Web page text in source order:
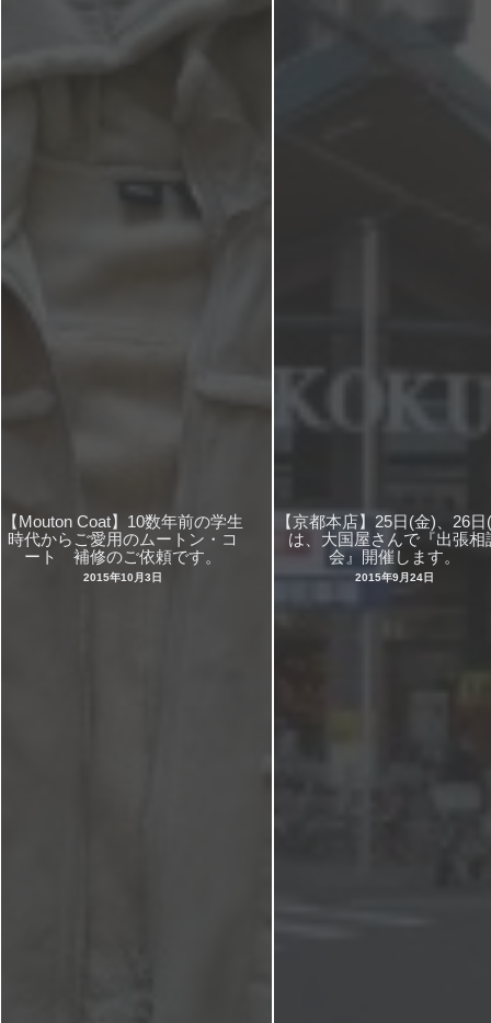
【Mouton Coat】10数年前の学生
時代からご愛用のムートン・コ
ート 補修のご依頼です。
2015年10月3日
【京都本店】25日(金)、26
は、大国屋さんで『出張相
会』開催します。
2015年9月24日